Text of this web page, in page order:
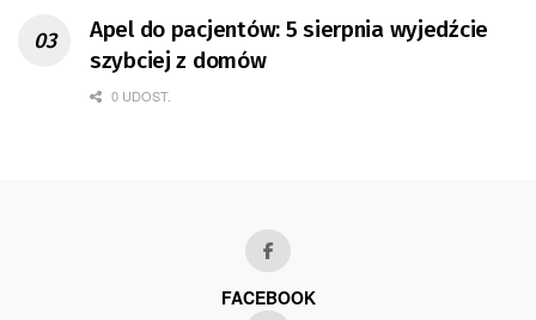
Apel do pacjentów: 5 sierpnia wyjedźcie
szybciej z domów
0 UDOST.
FACEBOOK